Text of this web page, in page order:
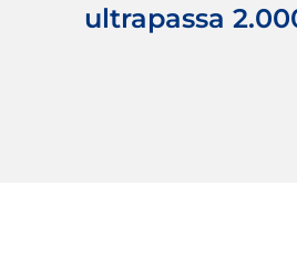
ultrapassa